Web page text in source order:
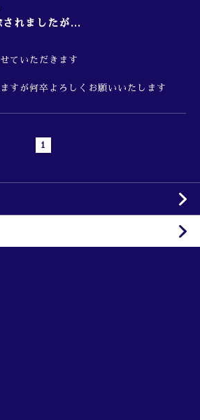
されましたが…
ていただきます
すが何卒よろしくお願いいたします
1